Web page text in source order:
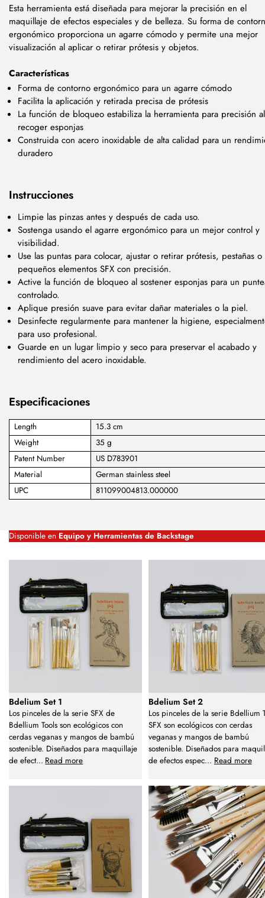
Esta herramienta está diseñada para mejorar la precisión en el
maquillaje de efectos especiales y de belleza. Su forma de
ergonómico proporciona un agarre cómodo y permite una mejor
visualización al aplicar o retirar prótesis y objetos.
Características
Forma de contorno ergonómico para un agarre cómodo
Facilita la aplicación y retirada precisa de prótesis
La función de bloqueo estabiliza la herramienta para precisión al
recoger esponjas
Construida con acero inoxidable de alta calidad para un
duradero
Instrucciones
Limpie las pinzas antes y después de cada uso.
Sostenga usando el agarre ergonómico para un mejor control y
visibilidad.
Use las puntas para colocar, ajustar o retirar prótesis, pestañas o
pequeños elementos SFX con precisión.
Active la función de bloqueo al sostener esponjas para un
controlado.
Aplique presión suave para evitar dañar materiales o la piel.
Desinfecte regularmente para mantener la higiene,
para uso profesional.
Guarde en un lugar limpio y seco para preservar el acabado y
rendimiento del acero inoxidable.
Especificaciones
Length
15.3 cm
Weight
35 g
Patent Number
US D783901
Material
German stainless steel
UPC
811099004813.000000
Disponible en Equipo y Herramientas de Backstage
Bdelium Set 1
Los pinceles de la serie SFX de
Bdellium Tools son ecológicos con
cerdas veganas y mangos de bambú
sostenible. Diseñados para maquillaje
de efect... Read more
Bdelium Set 2
Los pinceles de la serie Bdellium
SFX son ecológicos con cerdas
veganas y mangos de bambú
sostenible. Diseñados para
de efectos espec... Read more